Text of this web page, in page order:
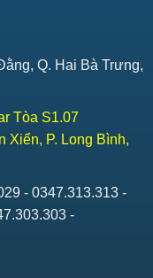
Q. Hai Bà Trưng,
Tòa S1.07
Xiển, P. Long Bình,
- 0347.313.313 -
-